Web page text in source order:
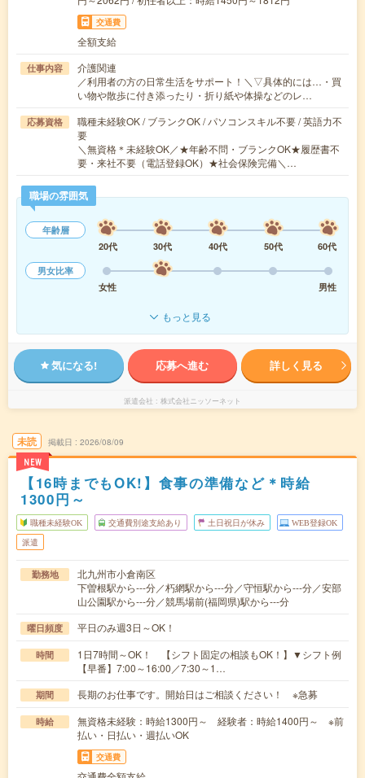
交通費
全額支給
仕事内容
介護関連
／利用者の方の日常生活をサポート！＼▽具体的には…・買
い物や散歩に付き添ったり・折り紙や体操などのレ…
応募資格
職種未経験OK / ブランクOK / パソコンスキル不要 / 英語力不
要
＼無資格＊未経験OK／★年齢不問・ブランクOK★履歴書不
要・来社不要（電話登録OK）★社会保険完備＼…
職場の雰囲気
年齢層
20代
30代 40代 50代
60代
男女比率
女性
男性
もっと見る
気になる! 応募へ進む 詳しく見る
派遣会社 株式会社ニッソーネット
未読
NEW
掲載日 2026/08/09
【16時までもOK!】食事の準備など＊時給
1300円～
職種未経験OK 交通費別途支給あり 土日祝日が休み WEB登録OK
派遣
勤務地
北九州市小倉南区
下曽根駅から---分／朽網駅から---分／守恒駅から---分／安部
山公園駅から---分／競馬場前(福岡県)駅から---分
曜日頻度 平日のみ週3日～OK！
時間
1日7時間～OK！ 【シフト固定の相談もOK！】▼シフト例
【早番】7:00～16:00／7:30～1…
期間 長期のお仕事です。開始日はご相談ください！ ※急募
時給
無資格未経験：時給1300円～ 経験者：時給1400円～ ※前
払い・日払い・週払いOK
交通費